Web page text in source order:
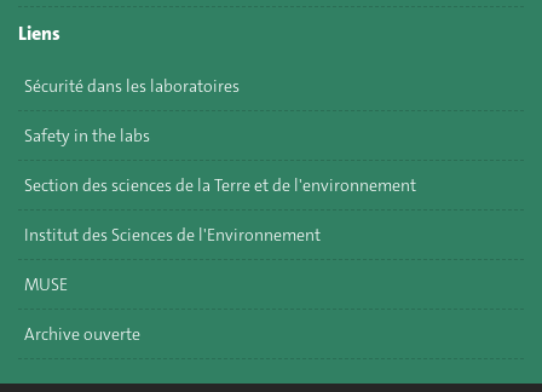
Liens
Sécurité dans les laboratoires
Safety in the labs
Section des sciences de la Terre et de l'environnement
Institut des Sciences de l'Environnement
MUSE
Archive ouverte